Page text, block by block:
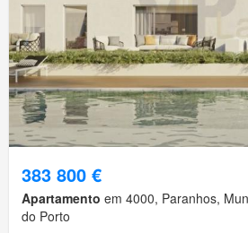
383 800 €
Apartamento em 4000, Paranhos,
do Porto